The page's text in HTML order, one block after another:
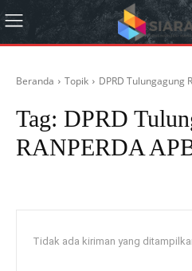
Beranda Topik DPRD Tulungagung
Tag: DPRD
RANPERDA
Tidak ada kiriman yang